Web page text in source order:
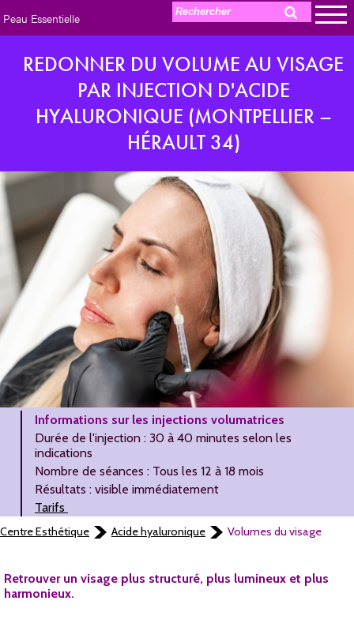
Peau Essentielle
REDONNER DU VOLUME AU VISAGE
PAR INJECTION D'ACIDE
HYALURONIQUE (MONTPELLIER –
HÉRAULT 34)
Informations sur les injections volumatrices
Durée de l'injection : 30 à 40 minutes selon les
indications
Nombre de séances : Tous les 12 à 18 mois
Résultats : visible immédiatement
Tarifs
Centre Esthétique Acide hyaluronique Volumes du visage
Retrouver un visage plus structuré, plus lumineux et plus
harmonieux.